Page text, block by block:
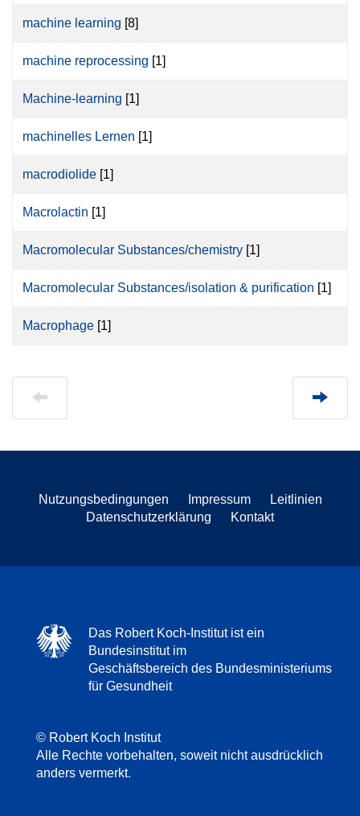
machine learning [8]
machine reprocessing [1]
Machine-learning [1]
machinelles Lernen [1]
macrodiolide [1]
Macrolactin [1]
Macromolecular Substances/chemistry [1]
Macromolecular Substances/isolation & purification [1]
Macrophage [1]
Nutzungsbedingungen Impressum
Leitlinien
Datenschutzerklärung
Kontakt
Das Robert Koch-Institut ist ein
Bundesinstitut im
Geschäftsbereich des Bundesministeriums
für Gesundheit
© Robert Koch Institut
Alle Rechte vorbehalten, soweit nicht ausdrücklich
anders vermerkt.